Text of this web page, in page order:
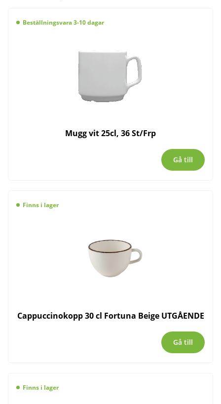
Beställningsvara 3-10 dagar
Mugg vit 25cl, 36 St/Frp
Gå till
Finns i lager
Cappuccinokopp 30 cl Fortuna Beige UTGÅENDE
Gå till
Finns i lager